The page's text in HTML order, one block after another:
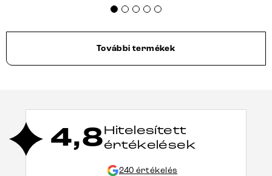
További termékek
4,8Hitelesített
értékelések
240 értékelés